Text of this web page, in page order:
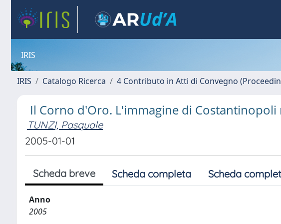
IRIS
IRIS Catalogo Ricerca 4 Contributo in Atti di Convegno
Il Corno d'Oro. L'immagine di Costantinopoli
TUNZI, Pasquale
2005-01-01
Scheda breve Scheda completa Scheda
Anno
2005